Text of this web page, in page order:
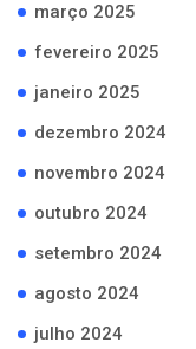
março 2025
fevereiro 2025
janeiro 2025
dezembro 2024
novembro 2024
outubro 2024
setembro 2024
agosto 2024
julho 2024